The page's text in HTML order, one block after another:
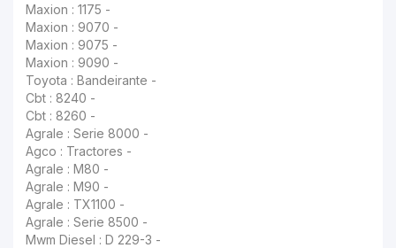
Maxion : 1175 -
Maxion : 9070 -
Maxion : 9075 -
Maxion : 9090 -
Toyota : Bandeirante -
Cbt : 8240 -
Cbt : 8260 -
Agrale : Serie 8000 -
Agco : Tractores -
Agrale : M80 -
Agrale : M90 -
Agrale : TX1100 -
Agrale : Serie 8500 -
Mwm Diesel : D 229-3 -